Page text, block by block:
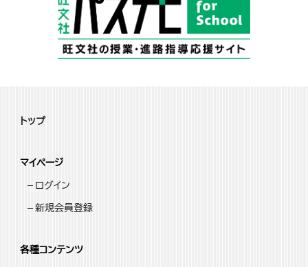
トップ
マイページ
ログイン
新規会員登録
各種コンテンツ